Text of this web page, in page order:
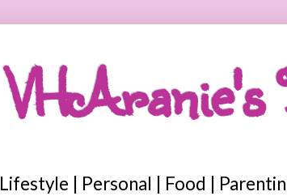
VHAranie's
Lifestyle | Personal | Food |